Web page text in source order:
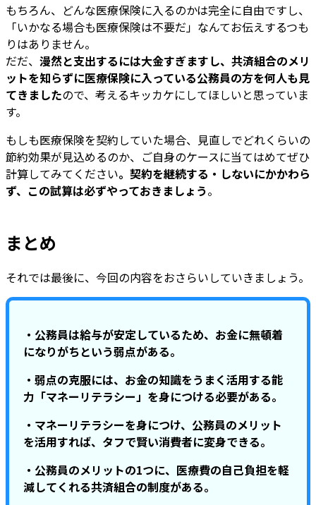
もちろん、どんな医療保険に入るのかは完全に自由ですし、
「いかなる場合も医療保険は不要だ」なんてお伝えするつも
りはありません。
だだ、 漫然と支出するには大金すぎますし、共済組合のメリ
ットを知らずに医療保険に入っている公務員の方を何人も見
てきましたので、考えるキッカケにしてほしいと思っていま
す。
もしも医療保険を契約していた場合、見直しでどれくらいの
節約効果が見込めるのか、ご自身のケースに当てはめてぜひ
計算してみてください。契約を継続する・しないにかかわら
ず、この試算は必ずやっておきましょう。
まとめ
それでは最後に、今回の内容をおさらいしていきましょう。
・公務員は給与が安定しているため、お金に無頓着
になりがちという弱点がある。
・弱点の克服には、お金の知識をうまく活用する能
力「マネーリテラシー」を身につける必要がある。
・マネーリテラシーを身につけ、公務員のメリット
を活用すれば、タフで賢い消費者に変身できる。
・公務員のメリットの1つに、医療費の自己負担を軽
減してくれる共済組合の制度がある。